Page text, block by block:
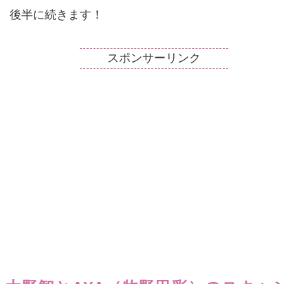
後半に続きます！
スポンサーリンク